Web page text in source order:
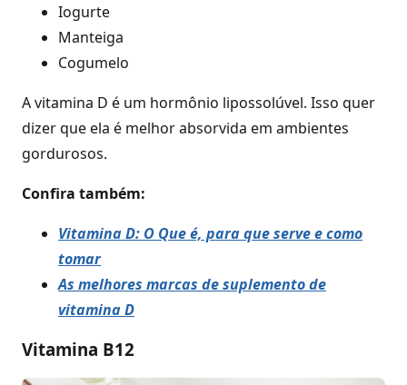
Iogurte
Manteiga
Cogumelo
A vitamina D é um hormônio lipossolúvel. Isso quer
dizer que ela é melhor absorvida em ambientes
gordurosos.
Confira também:
Vitamina D: O Que é, para que serve e como
tomar
As melhores marcas de suplemento de
vitamina D
Vitamina B12